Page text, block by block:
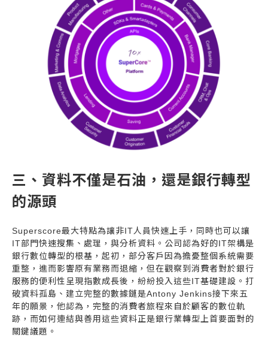
三、資料不僅是石油，還是銀行轉型
的源頭
Superscore最大特點為讓非IT人員快速上手，同時也可以讓
IT部門快速搜集、處理，與分析資料。公司認為好的IT架構是
銀行數位轉型的根基，起初，部分客戶因為擔憂整個系統需要
重整，進而影響原有業務而退縮，但在觀察到消費者對於銀行
服務的便利性呈現指數成長後，紛紛投入這些IT基礎建設。打
破資料孤島、建立完整的數據鏈是Antony Jenkins接下來五
年的願景，他認為，完整的消費者旅程來自於顧客的數位軌
跡，而如何連結與善用這些資料正是銀行業轉型上首要面對的
關鍵議題。